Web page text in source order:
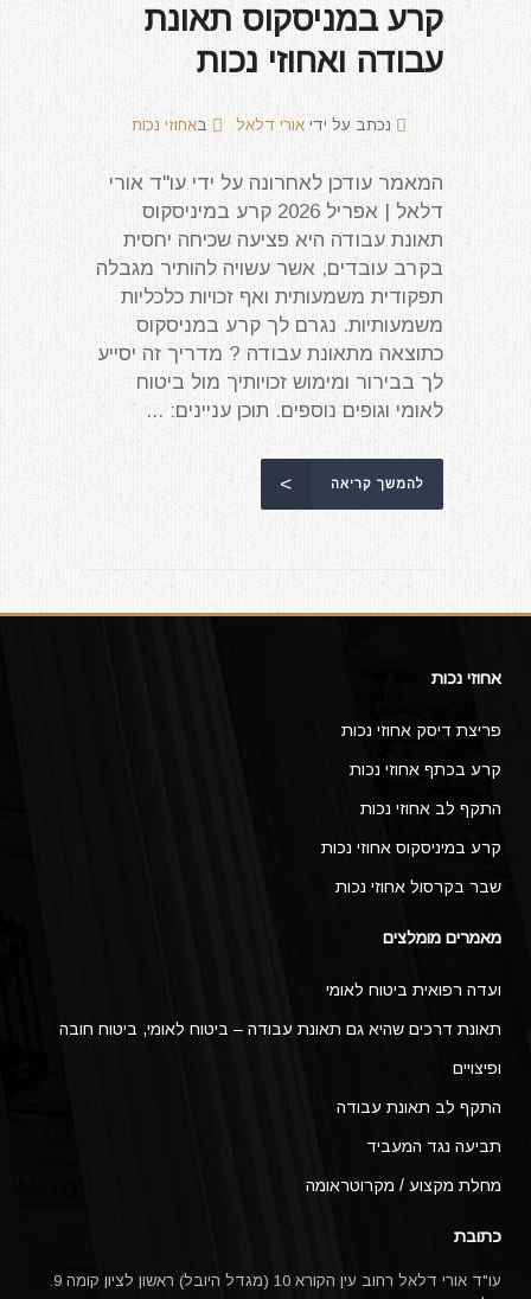
קרע במניסקוס תאונת
עבודה ואחוזי נכות
נכתב על ידי אורי דלאל באחוזי נכות
המאמר עודכן לאחרונה על ידי עו"ד אורי
דלאל | אפריל 2026 קרע במיניסקוס
תאונת עבודה היא פציעה שכיחה יחסית
בקרב עובדים, אשר עשויה להותיר מגבלה
תפקודית משמעותית ואף זכויות כלכליות
משמעותיות. נגרם לך קרע במניסקוס
כתוצאה מתאונת עבודה ? מדריך זה יסייע
לך בבירור ומימוש זכויותיך מול ביטוח
לאומי וגופים נוספים. תוכן עניינים: ...
להמשך קריאה
אחוזי נכות
פריצת דיסק אחוזי נכות
קרע בכתף אחוזי נכות
התקף לב אחוזי נכות
קרע במיניסקוס אחוזי נכות
שבר בקרסול אחוזי נכות
מאמרים מומלצים
ועדה רפואית ביטוח לאומי
תאונת דרכים שהיא גם תאונת עבודה – ביטוח לאומי, ביטוח חובה
ופיצויים
התקף לב תאונת עבודה
תביעה נגד המעביד
מחלת מקצוע / מקרוטראומה
כתובת
עו"ד אורי דלאל רחוב עין הקורא 10 (מגדל היובל) ראשון לציון קומה 9.